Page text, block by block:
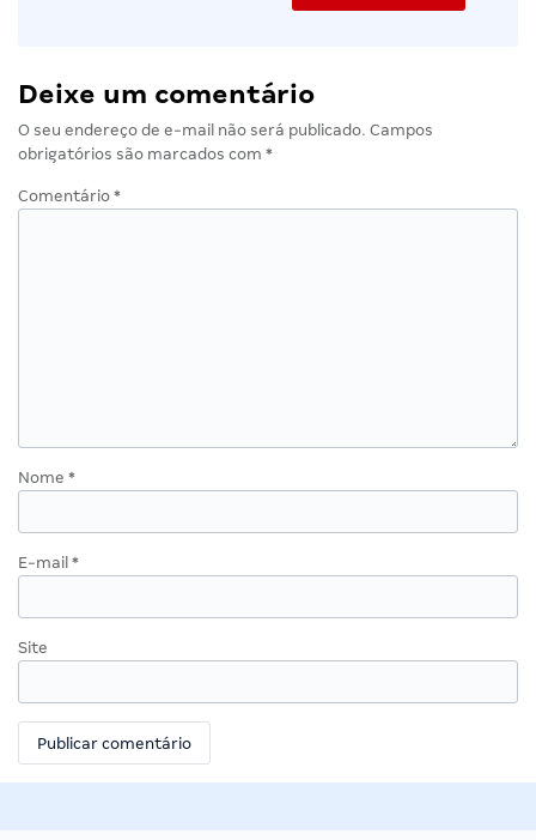
Deixe um comentário
O seu endereço de e-mail não será publicado. Campos
obrigatórios são marcados com *
Comentário *
Nome *
E-mail *
Site